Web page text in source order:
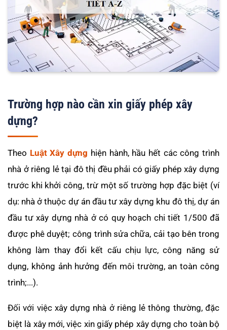
Trường hợp nào cần xin giấy phép xây
dựng?
Theo Luật Xây dựng hiện hành, hầu hết các công trình
nhà ở riêng lẻ tại đô thị đều phải có giấy phép xây dựng
trước khi khởi công, trừ một số trường hợp đặc biệt (ví
dụ: nhà ở thuộc dự án đầu tư xây dựng khu đô thị, dự án
đầu tư xây dựng nhà ở có quy hoạch chi tiết 1/500 đã
được phê duyệt; công trình sửa chữa, cải tạo bên trong
không làm thay đổi kết cấu chịu lực, công năng sử
dụng, không ảnh hưởng đến môi trường, an toàn công
trình;...).
Đối với việc xây dựng nhà ở riêng lẻ thông thường, đặc
biệt là xây mới, việc xin giấy phép xây dựng cho toàn bộ